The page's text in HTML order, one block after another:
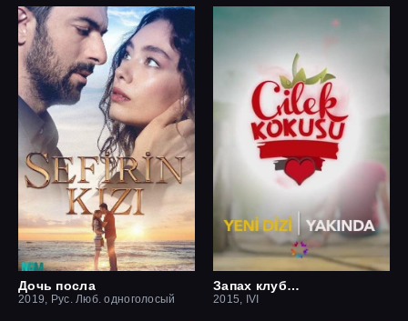
Дочь посла
2019, Рус. Люб. одноголосый
Запах клубники
2015, IVI